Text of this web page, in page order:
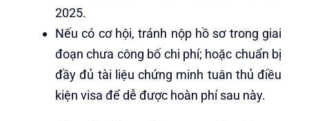
2025.
Nếu có cơ hội, tránh nộp hồ sơ trong giai
đoạn chưa công bố chi phí; hoặc chuẩn bị
đầy đủ tài liệu chứng minh tuân thủ điều
kiện visa để dễ được hoàn phí sau này.